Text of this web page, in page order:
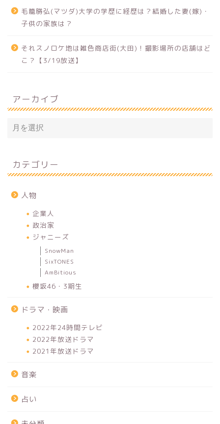
毛籠勝弘(マツダ)大学の学歴に経歴は？結婚した妻(嫁)・
子供の家族は？
それスノロケ地は雑色商店街(大田)！撮影場所の店舗はど
こ？【3/19放送】
アーカイブ
カテゴリー
人物
企業人
政治家
ジャニーズ
SnowMan
SixTONES
AmBitious
櫻坂46・3期生
ドラマ・映画
2022年24時間テレビ
2022年放送ドラマ
2021年放送ドラマ
音楽
占い